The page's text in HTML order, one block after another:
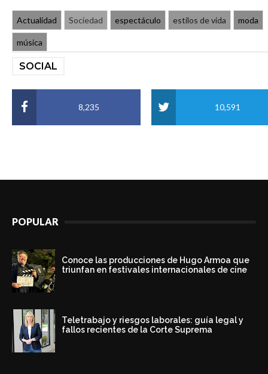
Actualidad Sociedad espectáculo estilos de vida moda
música
SOCIAL
8,235 10,591
POPULAR
Conoce las producciones de Hugo Armoa que
triunfan en festivales internacionales de cine
Teletrabajo y riesgos laborales: guía legal y
fallos recientes de la Corte Suprema